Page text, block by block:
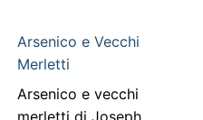
Arsenico e Vecchi
Merletti
Arsenico e vecchi
merletti di Joseph